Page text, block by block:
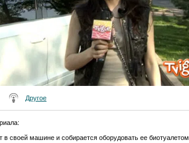
Другое
:
в своей машине и собирается оборудовать ее биотуалетом.